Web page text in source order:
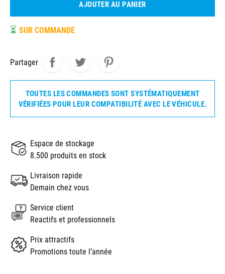
AJOUTER AU PANIER
⏳ SUR COMMANDE
Partager
TOUTES LES COMMANDES SONT SYSTÉMATIQUEMENT
VÉRIFIÉES POUR LEUR COMPATIBILITÉ AVEC LE VÉHICULE.
Espace de stockage
8.500 produits en stock
Livraison rapide
Demain chez vous
Service client
Reactifs et professionnels
Prix attractifs
Promotions toute l’année